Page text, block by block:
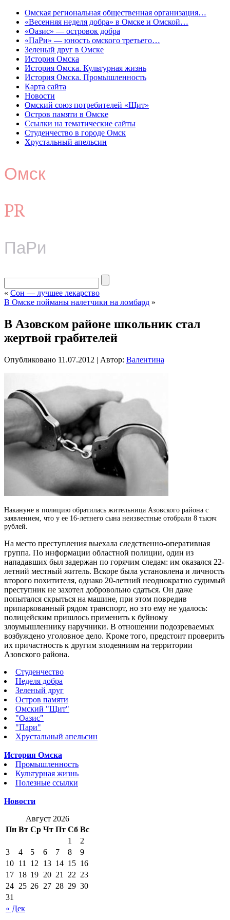
Омская региональная общественная организация…
«Весенняя неделя добра» в Омске и Омской…
«Оазис» — островок добра
«ПаРи» — юность омского третьего…
Зеленый друг в Омске
История Омска
История Омска. Культурная жизнь
История Омска. Промышленность
Карта сайта
Новости
Омский союз потребителей «Щит»
Остров памяти в Омске
Ссылки на тематические сайты
Студенчество в городе Омск
Хрустальный апельсин
Омск
PR
ПаРи
« Сон — лучшее лекарство
В Омске пойманы налетчики на ломбард »
В Азовском районе школьник стал
жертвой грабителей
Опубликовано 11.07.2012 | Автор: Валентина
Накануне в полицию обратилась жительница Азовского района с
заявлением, что у ее 16-летнего сына неизвестные отобрали 8 тысяч
рублей.
На место преступления выехала следственно-оперативная
группа. По информации областной полиции, один из
нападавших был задержан по горячим следам: им оказался 22-
летний местный житель. Вскоре была установлена и личность
второго похитителя, однако 20-летний неоднократно судимый
преступник не захотел добровольно сдаться. Он даже
попытался скрыться на машине, при этом повредив
припаркованный рядом транспорт, но это ему не удалось:
полицейским пришлось применить к буйному
злоумышленнику наручники. В отношении подозреваемых
возбуждено уголовное дело. Кроме того, предстоит проверить
их причастность к другим злодеяниям на территории
Азовского района.
Студенчество
Неделя добра
Зеленый друг
Остров памяти
Омский "Щит"
"Оазис"
"Пари"
Хрустальный апельсин
История Омска
Промышленность
Культурная жизнь
Полезные ссылки
Новости
Август 2026
Пн Вт Ср Чт Пт Сб Вс
« Дек
1
2
3
4 5 6 7 8
9
10 11 12 13 14 15 16
17 18 19 20 21 22 23
24 25 26 27 28 29 30
31